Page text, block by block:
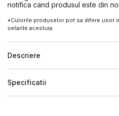
notifica cand produsul este din
*Culorile produselor pot sa difere usor
setarile acestuia.
Descriere
Specificatii